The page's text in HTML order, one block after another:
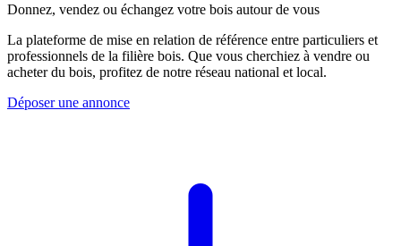
Donnez, vendez ou échangez votre bois autour de vous
La plateforme de mise en relation de référence entre particuliers et
professionnels de la filière bois. Que vous cherchiez à vendre ou
acheter du bois, profitez de notre réseau national et local.
Déposer une annonce